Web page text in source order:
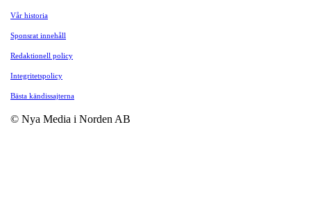
Vår historia
Sponsrat innehåll
Redaktionell policy
Integritetspolicy
Bästa kändissajterna
© Nya Media i Norden AB